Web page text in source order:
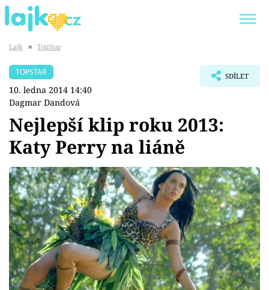
SHOPAHOLICADEL
Témata
Showbyznys
Youtubeři
Virály
Sex a vztahy
Lajk ■ TopStar
TOPSTAR
10. ledna 2014 14:40
Dagmar Dandová
SDÍLET
Nejlepší klip roku 2013:
Katy Perry na liáně